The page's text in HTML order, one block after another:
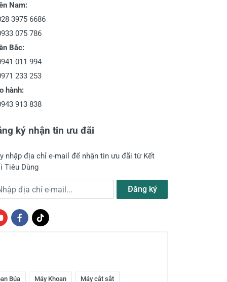
Nam:
3975 6686
075 786
Bắc:
011 994
233 253
hành:
913 838
ký nhận tin ưu đãi
nhập địa chỉ e-mail để nhận tin ưu đãi từ Kết
Tiêu Dùng
chỉ e-mail Đăng ký
Búa Máy Khoan Máy cắt sắt